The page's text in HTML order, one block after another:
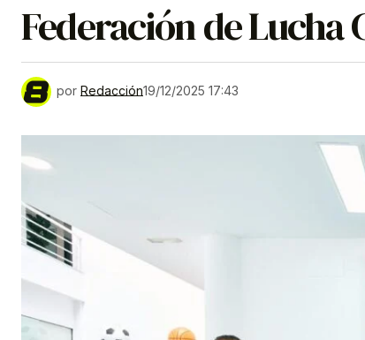
Federación de Lucha
por Redacción19/12/2025 17:43